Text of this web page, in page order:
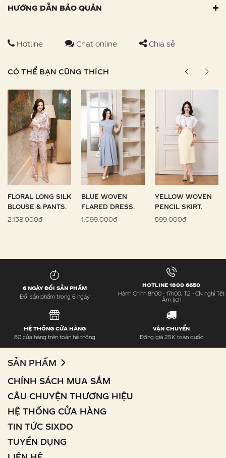
HƯỚNG DẪN BẢO QUẢN
Hotline Chat online Chia sẻ
CÓ THỂ BẠN CŨNG THÍCH
FLORAL LONG SILK
BLOUSE & PANTS.
2.138.000đ
BLUE WOVEN
FLARED DRESS.
1.099.000đ
YELLOW WOVEN
PENCIL SKIRT.
599.000đ
6 NGÀY ĐỔI SẢN PHẨM
Đổi sản phẩm trong 6 ngày
HOTLINE 1800 6650
Hành Chính 8h00 - 17h00, T2 - CN nghỉ Tết
Âm lịch
HỆ THỐNG CỬA HÀNG
80 cửa hàng trên toàn hệ thống
VẬN CHUYỂN
Đồng giá 25K toàn quốc
SẢN PHẨM
CHÍNH SÁCH MUA SẮM
CÂU CHUYỆN THƯƠNG HIỆU
HỆ THỐNG CỬA HÀNG
TIN TỨC SIXDO
TUYỂN DỤNG